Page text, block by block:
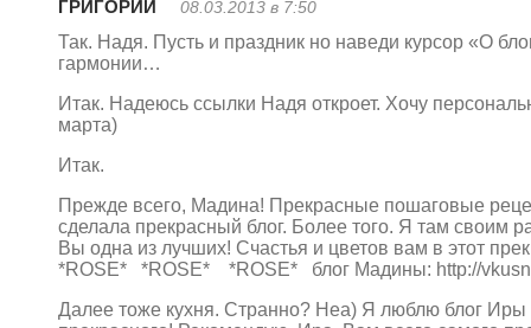
ГРИГОРИЙ 08.03.2013 в 7:50
Так. Надя. Пусть и праздник но наведи курсор «О
гармонии…
Итак. Надеюсь ссылки Надя откроет. Хочу
марта)
Итак.
Прежде всего, Мадина! Прекрасные пошаговые
сделала прекрасный блог. Более того. Я там своим
Вы одна из лучших! Счастья и цветов вам в этот
*ROSE* *ROSE* *ROSE* блог Мадины: http://
Далее тоже кухня. Странно? Неа) Я люблю блог